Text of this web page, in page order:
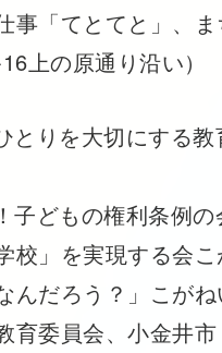
事「てとてと」、
上の原通り沿い）
りを大切にする教
子どもの権利条例の
を実現する会こ
ろう？」こがね
員会、小金井市